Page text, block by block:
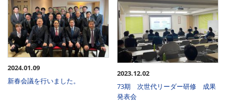
2024.01.09
新春会議を行いました。
2023.12.02
73期 次世代リーダー研修 成果
発表会